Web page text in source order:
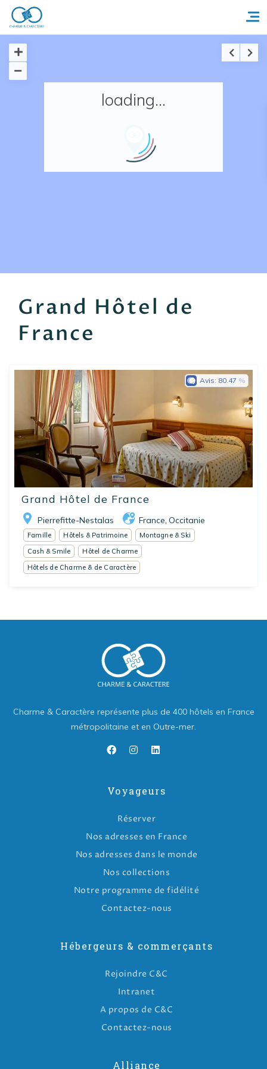
Accueil
Nos adresses en France
loading...
Grand Hôtel de
France
Grand Hôtel de France
Pierrefitte-Nestalas France Occitanie
Avis: 80.47
Famille Hôtels & Patrimoine
Montagne & Ski
Cash & Smile
Hôtel de Charme
Hôtels de Charme & de Caractère
Charme & Caractère représente plus de 400 hôtels en France
métropolitaine et en Outre-mer.
Voyageurs
Réserver
Nos adresses en France
Nos adresses dans le monde
Nos collections
Notre programme de fidélité
Contactez-nous
Hébergeurs & commerçants
Rejoindre C&C
Intranet
A propos de C&C
Contactez-nous
Alliance